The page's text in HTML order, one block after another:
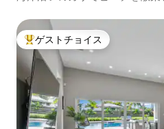
大好評のゲストチョイスです。
ゲストチョイス